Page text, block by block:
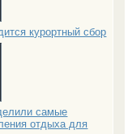
курортный сбор
самые
отдыха для